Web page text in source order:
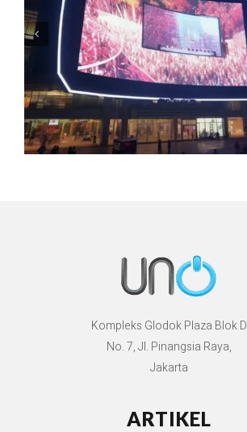
Kompleks Glodok Plaza Blok D
No. 7, Jl. Pinangsia Raya,
Jakarta
ARTIKEL